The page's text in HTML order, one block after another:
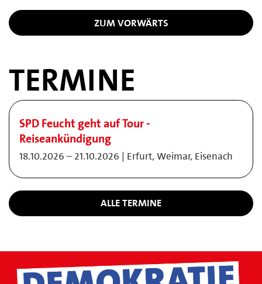
ZUM VORWÄRTS
TERMINE
SPD Feucht geht auf Tour -
Reiseankündigung
18.10.2026 – 21.10.2026 | Erfurt, Weimar, Eisenach
ALLE TERMINE